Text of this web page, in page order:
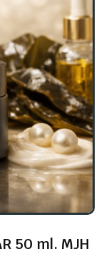
50 ml. MJH